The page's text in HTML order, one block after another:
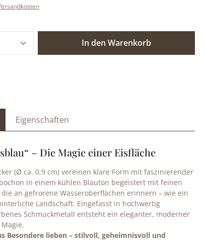
Gib den gewünschten Wert
In den Warenkorb
Eigenschaften
– Die Magie einer Eisfläche
(Ø ca. 0,9 cm) vereinen klare Form mit faszinierender
in einem kühlen Blauton begeistert mit feinen
an gefrorene Wasseroberflächen erinnern – wie ein
Landschaft. Eingefasst in hochwertig
Schmuckmetall entsteht ein eleganter, moderner
Besondere lieben – stilvoll, geheimnisvoll und